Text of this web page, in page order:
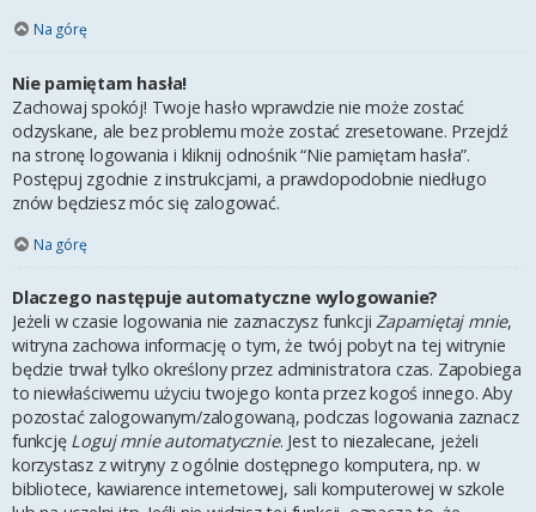
Na górę
Nie pamiętam hasła!
Zachowaj spokój! Twoje hasło wprawdzie nie może zostać
odzyskane, ale bez problemu może zostać zresetowane. Przejdź
na stronę logowania i kliknij odnośnik “Nie pamiętam hasła”.
Postępuj zgodnie z instrukcjami, a prawdopodobnie niedługo
znów będziesz móc się zalogować.
Na górę
Dlaczego następuje automatyczne wylogowanie?
Jeżeli w czasie logowania nie zaznaczysz funkcjiZapamiętaj mnie,
witryna zachowa informację o tym, że twój pobyt na tej witrynie
będzie trwał tylko określony przez administratora czas. Zapobiega
to niewłaściwemu użyciu twojego konta przez kogoś innego. Aby
pozostać zalogowanym/zalogowaną, podczas logowania zaznacz
funkcję Loguj mnie automatycznie. Jest to niezalecane, jeżeli
korzystasz z witryny z ogólnie dostępnego komputera, np. w
bibliotece, kawiarence internetowej, sali komputerowej w szkole